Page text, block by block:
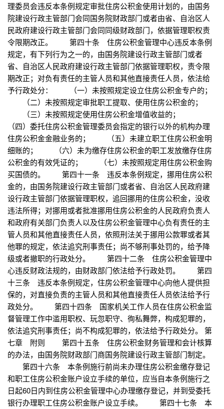
理委员会违反本条例规定审批住房公积金使用计划的，由国务
院建设行政主管部门会同国务院财政部门或者由省、自治区人
民政府建设行政主管部门会同同级财政部门，依据管理职权责
令限期改正。 第四十条 住房公积金管理中心违反本条例
规定，有下列行为之一的，由国务院建设行政主管部门或者
省、自治区人民政府建设行政主管部门依据管理职权，责令限
期改正；对负有责任的主管人员和其他直接责任人员，依法给
予行政处分： （一）未按照规定设立住房公积金专户的；
（二）未按照规定审批职工提取、使用住房公积金的；
（三）未按照规定使用住房公积金增值收益的；
（四）委托住房公积金管理委员会指定的银行以外的机构办理
住房公积金金融业务的； （五）未建立职工住房公积金明
细账的； （六）未为缴存住房公积金的职工发放缴存住房
公积金的有效凭证的； （七）未按照规定用住房公积金购
买国债的。 第四十一条 违反本条例规定，挪用住房公积
金的，由国务院建设行政主管部门或者省、自治区人民政府建
设行政主管部门依据管理职权，追回挪用的住房公积金，没收
违法所得；对挪用或者批准挪用住房公积金的人民政府负责人
和政府有关部门负责人以及住房公积金管理中心负有责任的主
管人员和其他直接责任人员，依照刑法关于挪用公款罪或者其
他罪的规定，依法追究刑事责任；尚不够刑事处罚的，给予降
级或者撤职的行政处分。 第四十二条 住房公积金管理中
心违反财政法规的，由财政部门依法给予行政处罚。 第四
十三条 违反本条例规定，住房公积金管理中心向他人提供担
保的，对直接负责的主管人员和其他直接责任人员依法给予行
政处分。 第四十四条 国家机关工作人员在住房公积金监
督管理工作中滥用职权、玩忽职守、徇私舞弊，构成犯罪的，
依法追究刑事责任；尚不构成犯罪的，依法给予行政处分。 第
七章 附则 第四十五条 住房公积金财务管理和会计核算
的办法，由国务院财政部门商国务院建设行政主管部门制定。
第四十六条 本条例施行前尚未办理住房公积金缴存登记
和职工住房公积金账户设立手续的单位，应当自本条例施行之
日起60日内到住房公积金管理中心办理缴存登记，并到受委托
银行办理职工住房公积金账户设立手续。 第四十七条 本